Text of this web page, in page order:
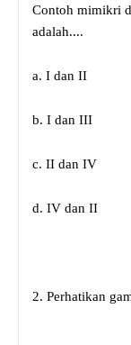
Contoh mimikri
adalah....
a. I dan II
b. I dan III
c. II dan IV
d. IV dan II
2. Perhatikan